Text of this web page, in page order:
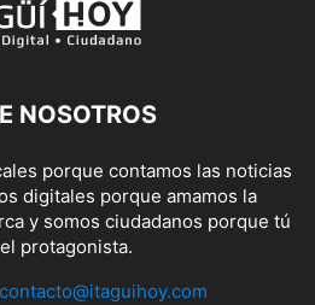
NOSOTROS
porque contamos las noticias
digitales porque amamos la
y somos ciudadanos porque tú
protagonista.
contacto@itaguihoy.com